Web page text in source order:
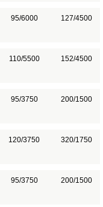
95/6000 127/4500
110/5500 152/4500
95/3750 200/1500
120/3750 320/1750
95/3750 200/1500